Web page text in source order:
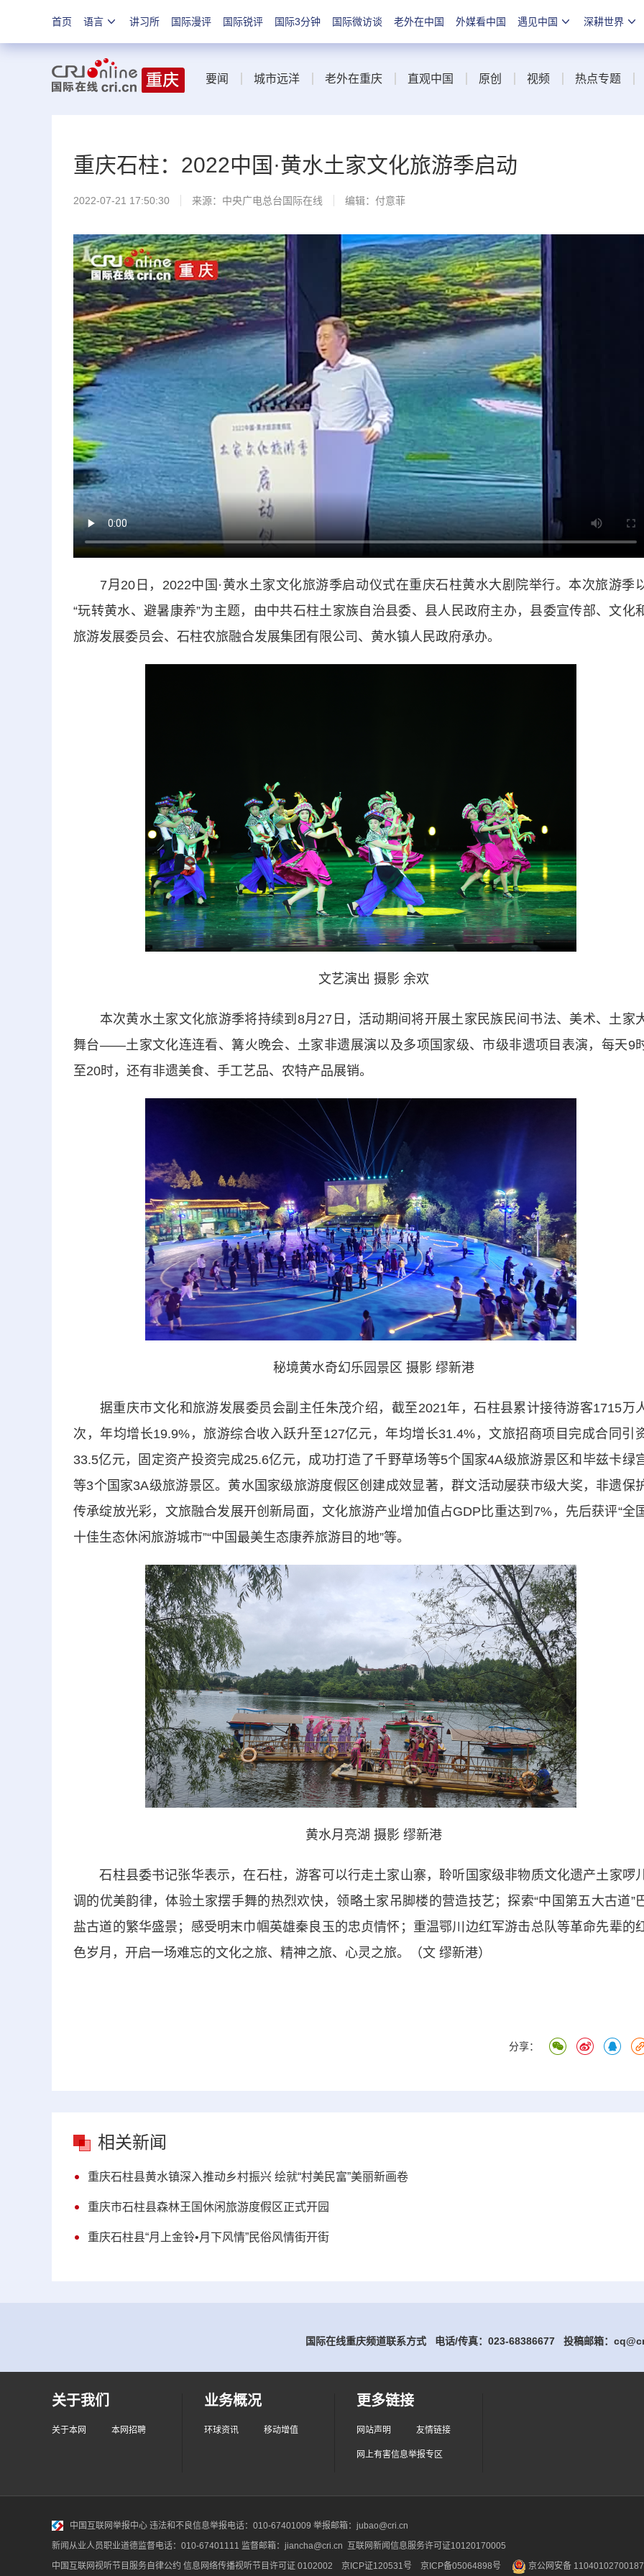
首页 语言 讲习所 国际漫评 国际锐评 国际3分钟 国际微访谈 老外在中国 外媒看中国 遇见中国 深耕世界
要闻 城市远洋 老外在重庆 直观中国 原创 视频 热点专题
重庆石柱：2022中国·黄水土家文化旅游季启动
2022-07-21 17:50:30 来源： 中央广电总台国际在线 编辑：付意菲
7月20日，2022中国·黄水土家文化旅游季启动仪式在重庆石柱黄水大剧院举行。本次旅游季
“玩转黄水、避暑康养”为主题，由中共石柱土家族自治县委、县人民政府主办，县委宣传部、文化
旅游发展委员会、石柱农旅融合发展集团有限公司、黄水镇人民政府承办。
文艺演出 摄影 余欢
本次黄水土家文化旅游季将持续到8月27日，活动期间将开展土家民族民间书法、美术、土家
舞台——土家文化连连看、篝火晚会、土家非遗展演以及多项国家级、市级非遗项目表演，每天9
至20时，还有非遗美食、手工艺品、农特产品展销。
秘境黄水奇幻乐园景区 摄影 缪新港
据重庆市文化和旅游发展委员会副主任朱茂介绍，截至2021年，石柱县累计接待游客1715万
次，年均增长19.9%，旅游综合收入跃升至127亿元，年均增长31.4%，文旅招商项目完成合同引
33.5亿元，固定资产投资完成25.6亿元，成功打造了千野草场等5个国家4A级旅游景区和毕兹卡绿
等3个国家3A级旅游景区。黄水国家级旅游度假区创建成效显著，群文活动屡获市级大奖，非遗保
传承绽放光彩，文旅融合发展开创新局面，文化旅游产业增加值占GDP比重达到7%，先后获评“全
十佳生态休闲旅游城市”“中国最美生态康养旅游目的地”等。
黄水月亮湖 摄影 缪新港
石柱县委书记张华表示，在石柱，游客可以行走土家山寨，聆听国家级非物质文化遗产土家啰
调的优美韵律，体验土家摆手舞的热烈欢快，领略土家吊脚楼的营造技艺；探索“中国第五大古道”
盐古道的繁华盛景；感受明末巾帼英雄秦良玉的忠贞情怀；重温鄂川边红军游击总队等革命先辈的
色岁月，开启一场难忘的文化之旅、精神之旅、心灵之旅。（文 缪新港）
分享：
相关新闻
重庆石柱县黄水镇深入推动乡村振兴 绘就“村美民富”美丽新画卷
重庆市石柱县森林王国休闲旅游度假区正式开园
重庆石柱县“月上金铃•月下风情”民俗风情街开街
国际在线重庆频道联系方式 电话/传真：023-68386677 投稿邮箱：
关于我们
关于本网 本网招聘
业务概况
环球资讯 移动增值
更多链接
网站声明 友情链接
网上有害信息举报专区
中国互联网举报中心 违法和不良信息举报电话：010-67401009 举报邮箱：jubao@cri.cn
新闻从业人员职业道德监督电话：010-67401111 监督邮箱：jiancha@cri.cn 互联网新闻信息服务许可证10120170005
中国互联网视听节目服务自律公约 信息网络传播视听节目许可证 0102002 京ICP证120531号 京ICP备05064898号 京公网安备